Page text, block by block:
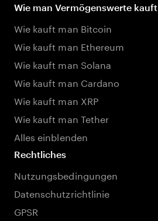
Wie man Vermögenswerte kauft
Wie kauft man Bitcoin
Wie kauft man Ethereum
Wie kauft man Solana
Wie kauft man Cardano
Wie kauft man XRP
Wie kauft man Tether
Alles einblenden
Rechtliches
Nutzungsbedingungen
Datenschutzrichtlinie
GPSR